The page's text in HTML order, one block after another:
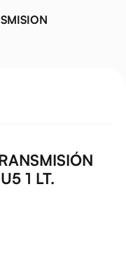
1 LT.